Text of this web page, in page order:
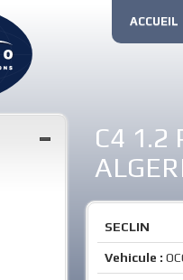
ACCUEIL
C4 1.2
SECLIN
Vehicule :